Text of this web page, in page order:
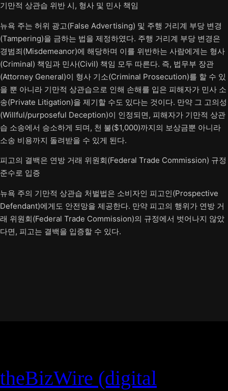
기만적 상관습 위반 시, 형사 및 민사 책임
뉴욕 주는 허위 광고(False Advertising) 및 주행 거리계 부당 변경
(Tampering)을 금하는 법을 제정하였다. 주행 거리계 부당 변경은
경범죄(Misdemeanor)에 해당하며 이를 위반하는 사람에게는 형사
(Criminal) 책임과 민사(Civil) 책임 모두 따른다. 즉, 법무부 장관
(Attorney General)이 형사 기소(Criminal Prosecution)를 할 수 있
을 뿐 아니라 기만적 상관습으로 인해 손해를 입은 피해자가 민사 소
송(Private Litigation)을 제기할 수도 있다는 것이다. 만약 그 고의성
(Willful/purposeful Deception)이 인정되면, 피해자가 기만적 상관
습 소송에서 승소하게 되며, 천 불($1,000)까지의 보상금뿐 아니라
소송 비용까지 돌려받을 수 있게 된다.
피고의 결백은 연방 거래 위원회(Federal Trade Commission) 규정
준수로 입증
뉴욕 주의 기만적 상관습 처벌법은 소비자인 피고인(Prospective
Defendant)에게도 안전망을 제공한다. 만약 피고의 행위가 연방 거
래 위원회(Federal Trade Commission)의 규정에서 벗어나지 않았
다면, 피고는 결백을 입증할 수 있다.
theBizWire (digital